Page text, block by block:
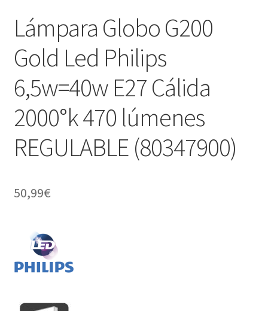
Lámpara Globo G200
Gold Led Philips
6,5w=40w E27 Cálida
2000°k 470 lúmenes
REGULABLE (80347900)
50,99€